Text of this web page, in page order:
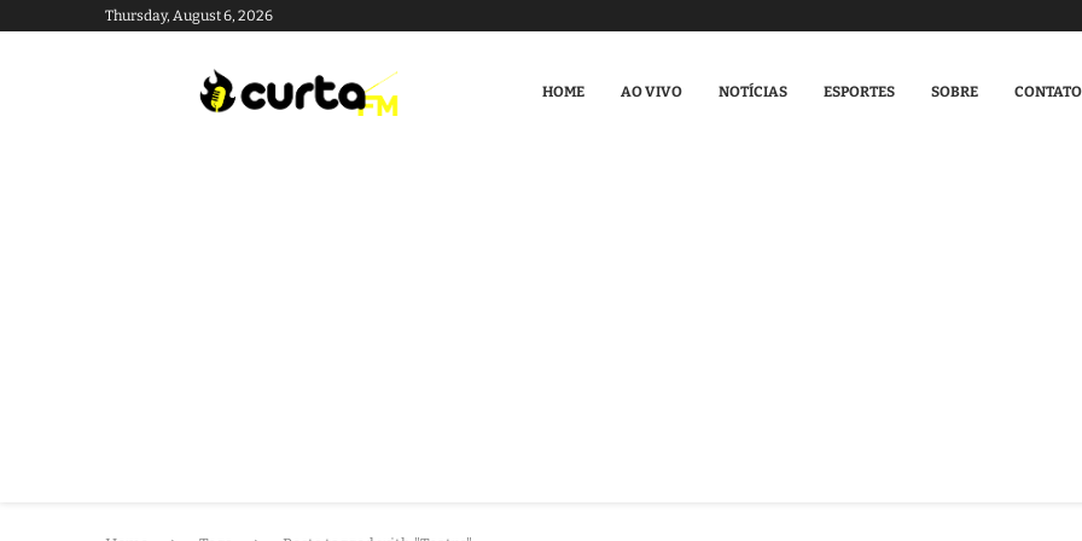
Thursday, August 6, 2026
HOME AO VIVO NOTÍCIAS ESPORTES SOBRE CONTATO